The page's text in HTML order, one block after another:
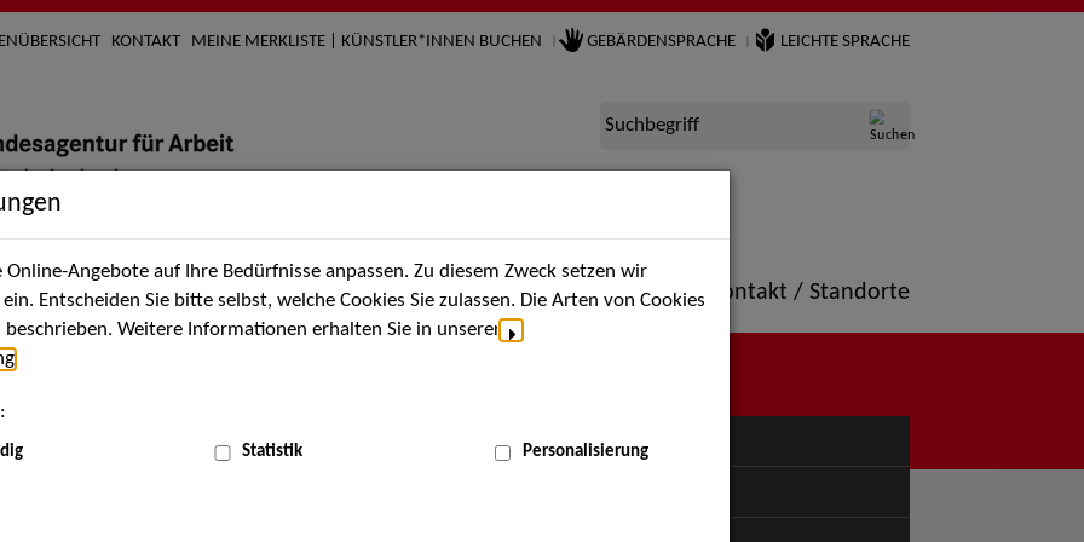
KONTAKT MEINE MERKLISTE | KÜNSTLER*INNEN BUCHEN GEBÄRDENSPRACHE LEICHTE SPRACHE
Suchbegriff
Künstler*innen Über uns Aktuelles Termine Portfolio Kontakt / Standorte
MENÜ
Angebote auf Ihre Bedürfnisse anpassen. Zu diesem Zweck setzen wir
Entscheiden Sie bitte selbst, welche Cookies Sie zulassen. Die Arten von Cookies
Weitere Informationen erhalten Sie in unserer
Statistik Personalisierung